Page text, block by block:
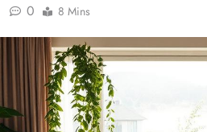
0 8 Mins